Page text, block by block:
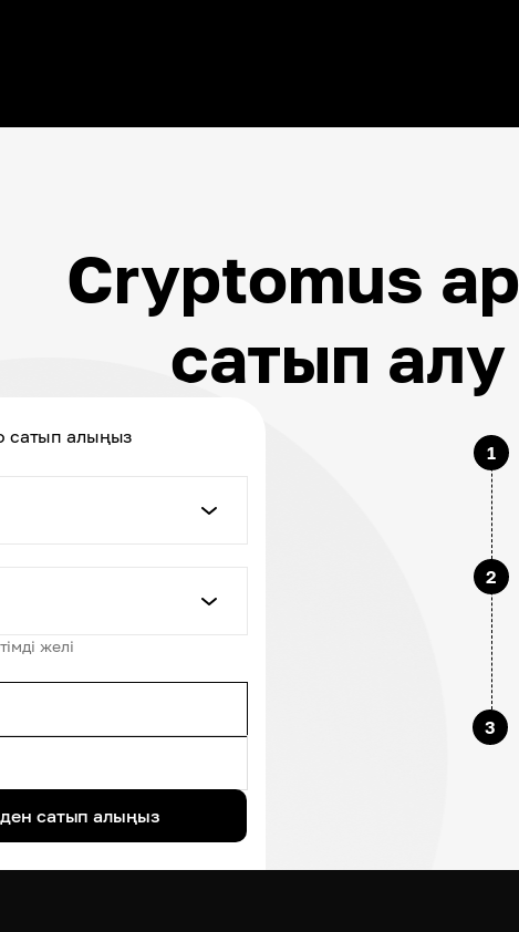
Cryptomus
сатып
сатып алыңыз
желі
сатып алыңыз
1
2
3